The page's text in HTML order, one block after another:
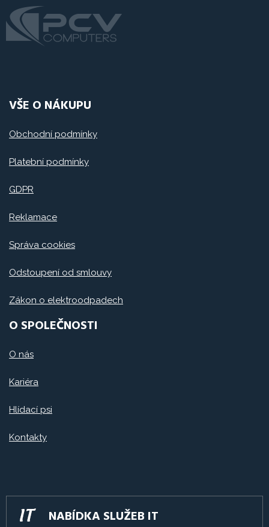
VŠE O NÁKUPU
Obchodní podmínky
Platební podmínky
GDPR
Reklamace
Správa cookies
Odstoupení od smlouvy
Zákon o elektroodpadech
O SPOLEČNOSTI
O nás
Kariéra
Hlídací psi
Kontakty
NABÍDKA SLUŽEB IT